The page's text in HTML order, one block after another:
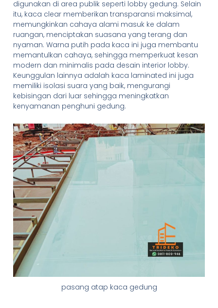
digunakan di area publik seperti lobby gedung. Selain
itu, kaca clear memberikan transparansi maksimal,
memungkinkan cahaya alami masuk ke dalam
ruangan, menciptakan suasana yang terang dan
nyaman. Warna putih pada kaca ini juga membantu
memantulkan cahaya, sehingga memperkuat kesan
modern dan minimalis pada desain interior lobby.
Keunggulan lainnya adalah kaca laminated ini juga
memiliki isolasi suara yang baik, mengurangi
kebisingan dari luar sehingga meningkatkan
kenyamanan penghuni gedung.
pasang atap kaca gedung